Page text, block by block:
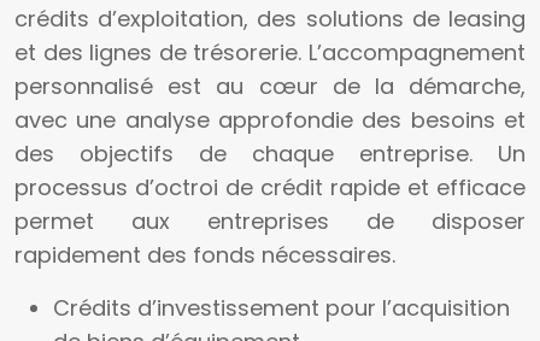
crédits d’exploitation, des solutions de leasing
et des lignes de trésorerie. L’accompagnement
personnalisé est au cœur de la démarche,
avec une analyse approfondie des besoins et
des objectifs de chaque entreprise. Un
processus d’octroi de crédit rapide et efficace
permet aux entreprises de disposer
rapidement des fonds nécessaires.
Crédits d’investissement pour l’acquisition